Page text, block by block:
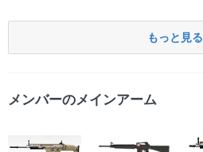
もっと見る
メンバーのメインアーム